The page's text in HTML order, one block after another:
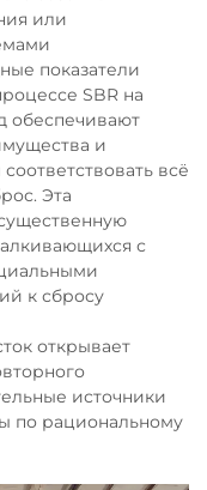
или
показатели
SBR на
обеспечивают
и
всё
Эта
с
к сбросу
открывает
источники
по рациональному